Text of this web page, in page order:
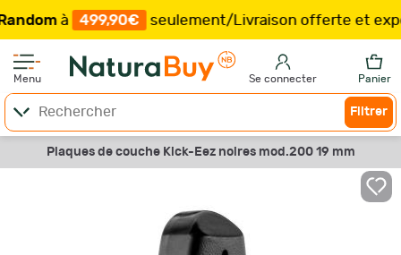
à 499,90€ seulement/Livraison offerte et
Menu Se connecter Panier
Filtrer
Plaques de couche Kick-Eez noires mod.200 19 mm